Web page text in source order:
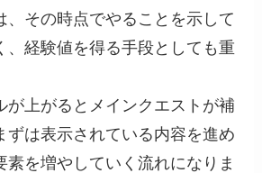
、その時点でやることを示して
、経験値を得る手段としても重
が上がるとメインクエストが補
ずは表示されている内容を進め
素を増やしていく流れになりま